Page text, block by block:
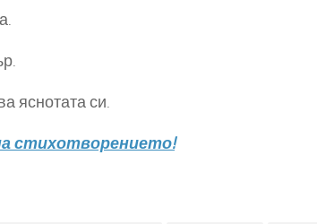
яснотата си.
стихотворението!